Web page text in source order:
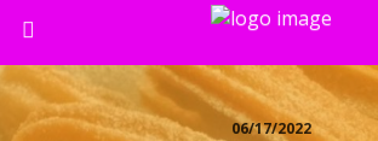
06/17/2022